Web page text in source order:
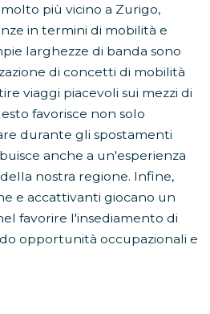
più vicino a Zurigo,
in termini di mobilità e
larghezze di banda sono
di concetti di mobilità
viaggi piacevoli sui mezzi di
favorisce non solo
durante gli spostamenti
anche a un'esperienza
nostra regione. Infine,
e accattivanti giocano un
favorire l'insediamento di
opportunità occupazionali e